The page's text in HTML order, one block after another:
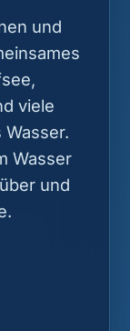
und
viele
Wasser
und